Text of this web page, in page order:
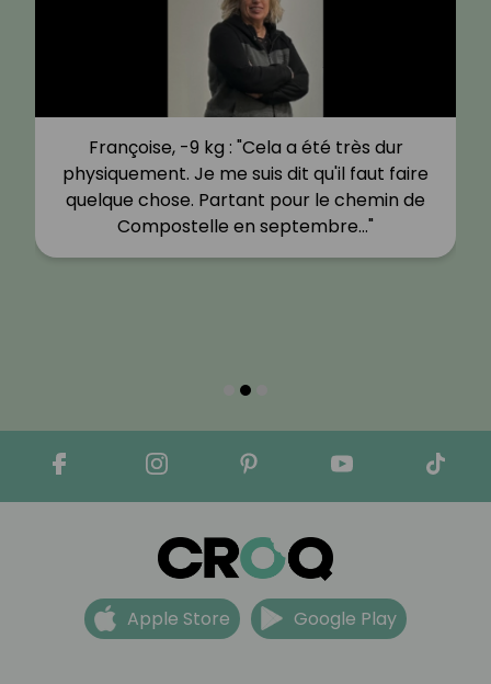
Françoise, -9 kg : "Cela a été très dur
physiquement. Je me suis dit qu'il faut faire
quelque chose. Partant pour le chemin de
Compostelle en septembre…"
Apple Store Google Play